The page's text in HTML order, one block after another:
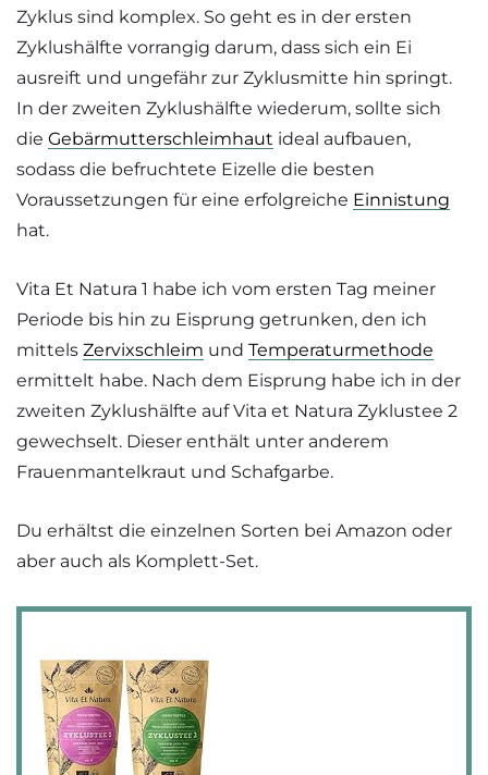
Zyklus sind komplex. So geht es in der ersten
Zyklushälfte vorrangig darum, dass sich ein Ei
ausreift und ungefähr zur Zyklusmitte hin springt.
In der zweiten Zyklushälfte wiederum, sollte sich
die Gebärmutterschleimhaut ideal aufbauen,
sodass die befruchtete Eizelle die besten
Voraussetzungen für eine erfolgreiche Einnistung
hat.
Vita Et Natura 1 habe ich vom ersten Tag meiner
Periode bis hin zu Eisprung getrunken, den ich
mittels Zervixschleim und Temperaturmethode
ermittelt habe. Nach dem Eisprung habe ich in der
zweiten Zyklushälfte auf Vita et Natura Zyklustee 2
gewechselt. Dieser enthält unter anderem
Frauenmantelkraut und Schafgarbe.
Du erhältst die einzelnen Sorten bei Amazon oder
aber auch als Komplett-Set.